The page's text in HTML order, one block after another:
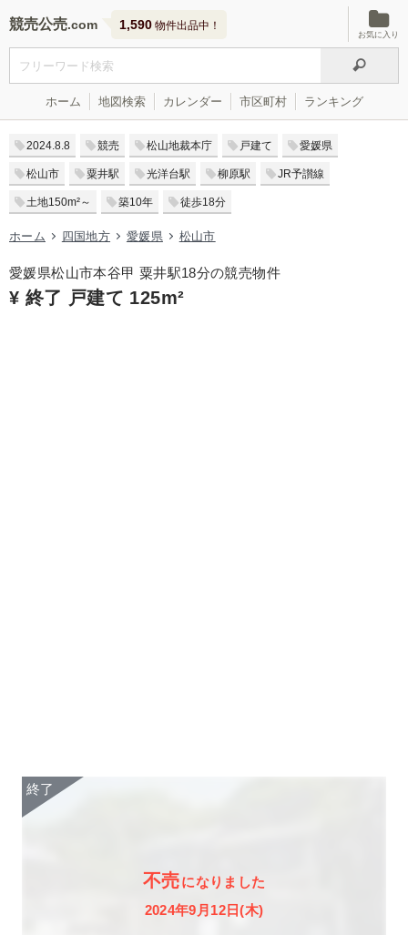
競売公売 1,590 物件出品中！
お気に入り
ホーム 地図検索 カレンダー 市区町村 ランキング
2024.8.8 競売 松山地裁本庁 戸建て 愛媛県
松山市 粟井駅 光洋台駅 柳原駅 JR予讃線
土地150m²～ 築10年 徒歩18分
ホーム 四国地方 愛媛県 松山市
愛媛県松山市本谷甲 粟井駅18分の競売物件
¥ 終了 戸建て 125m²
不売になりました
2024年9月12日(木)